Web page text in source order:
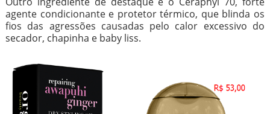
agente condicionante e protetor térmico, que blinda os
fios das agressões causadas pelo calor excessivo do
secador, chapinha e baby liss.